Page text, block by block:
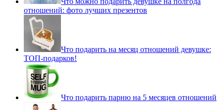
отношений: фото лучших презентов
Что подарить на месяц отношений девушке:
ТОП-подарков!
Что подарить парню на 5 месяцев отношений